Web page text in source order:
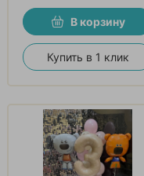
В корзину
Купить в 1 клик